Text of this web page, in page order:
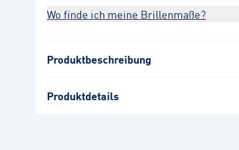
Wo finde ich meine Brillenmaße?
Produktbeschreibung
Produktdetails